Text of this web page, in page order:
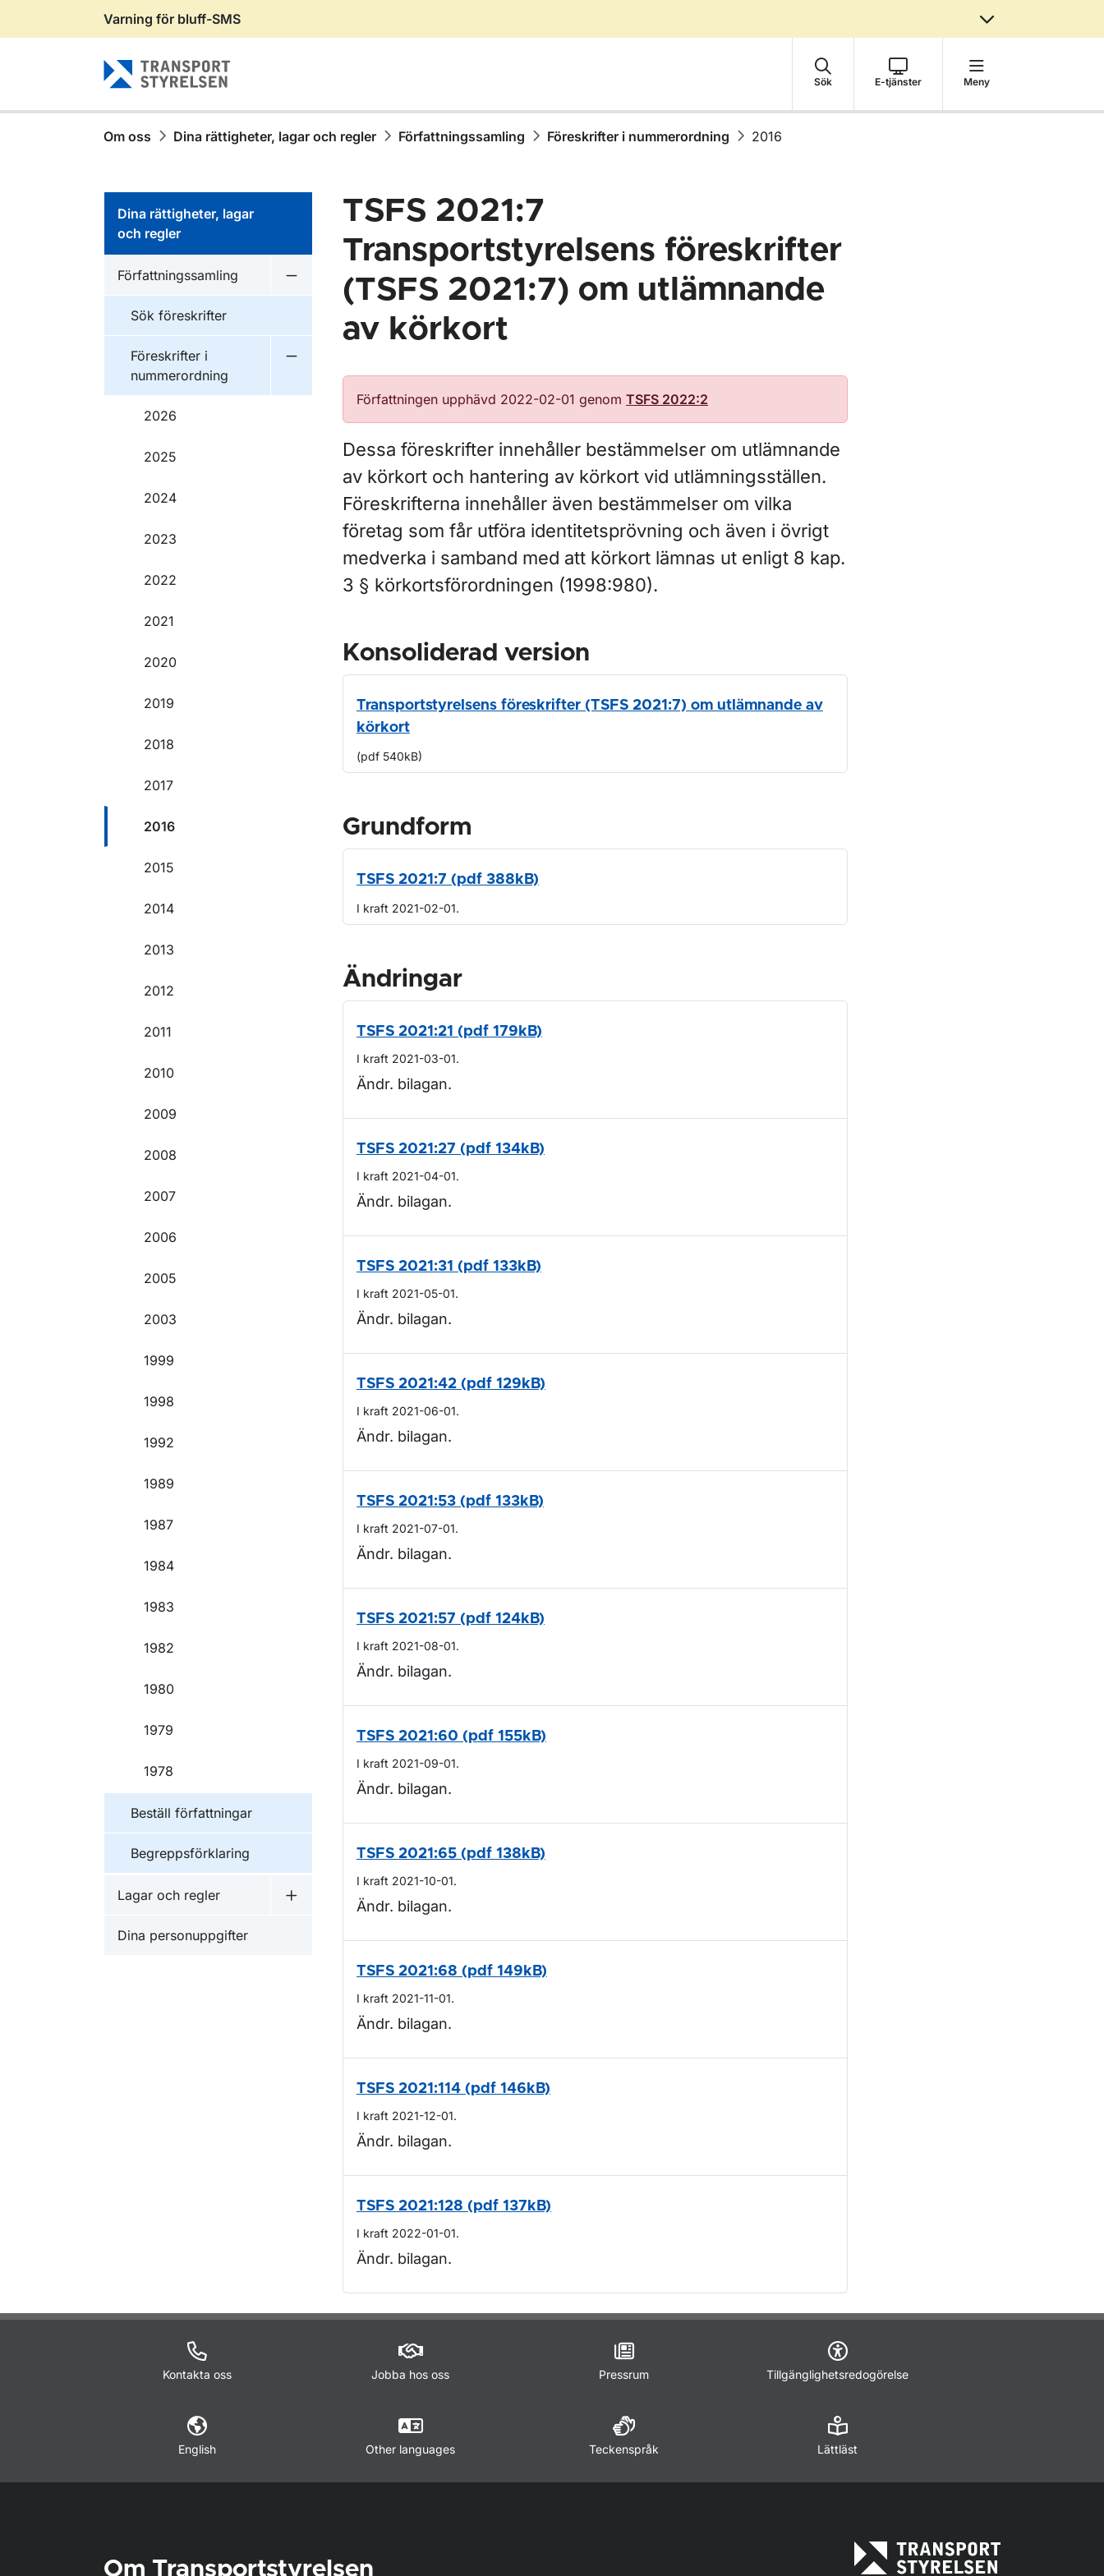
Gå till sidans innehåll
Varning för bluff-SMS
Sök E-tjänster Meny
Om oss Dina rättigheter, lagar och regler Författningssamling Föreskrifter i nummerordning 2016
Dina rättigheter, lagar
och regler
Författningssamling
Undermeny för Författningssamling
Sök föreskrifter
Föreskrifter i
nummerordning
2026
2025
2024
2023
2022
2021
2020
2019
2018
2017
2016
2015
2014
2013
2012
2011
2010
2009
2008
2007
2006
2005
2003
1999
1998
1992
1989
1987
1984
1983
1982
1980
1979
1978
Beställ författningar
Begreppsförklaring
Lagar och regler
Undermeny för Lagar och regler
Dina personuppgifter
TSFS 2021:7
Transportstyrelsens föreskrifter
(TSFS 2021:7) om utlämnande
av körkort
Författningen upphävd 2022-02-01 genom TSFS 2022:2
Dessa föreskrifter innehåller bestämmelser om utlämnande
av körkort och hantering av körkort vid utlämningsställen.
Föreskrifterna innehåller även bestämmelser om vilka
företag som får utföra identitetsprövning och även i övrigt
medverka i samband med att körkort lämnas ut enligt 8 kap.
3 § körkortsförordningen (1998:980).
Konsoliderad version
Transportstyrelsens föreskrifter (TSFS 2021:7) om utlämnande av
körkort
(pdf 540kB)
Grundform
TSFS 2021:7 (pdf 388kB)
I kraft 2021-02-01.
Ändringar
TSFS 2021:21 (pdf 179kB)
I kraft 2021-03-01.
Ändr. bilagan.
TSFS 2021:27 (pdf 134kB)
I kraft 2021-04-01.
Ändr. bilagan.
TSFS 2021:31 (pdf 133kB)
I kraft 2021-05-01.
Ändr. bilagan.
TSFS 2021:42 (pdf 129kB)
I kraft 2021-06-01.
Ändr. bilagan.
TSFS 2021:53 (pdf 133kB)
I kraft 2021-07-01.
Ändr. bilagan.
TSFS 2021:57 (pdf 124kB)
I kraft 2021-08-01.
Ändr. bilagan.
TSFS 2021:60 (pdf 155kB)
I kraft 2021-09-01.
Ändr. bilagan.
TSFS 2021:65 (pdf 138kB)
I kraft 2021-10-01.
Ändr. bilagan.
TSFS 2021:68 (pdf 149kB)
I kraft 2021-11-01.
Ändr. bilagan.
TSFS 2021:114 (pdf 146kB)
I kraft 2021-12-01.
Ändr. bilagan.
TSFS 2021:128 (pdf 137kB)
I kraft 2022-01-01.
Ändr. bilagan.
Om sidan
Kontakta oss Jobba hos oss Pressrum Tillgänglighetsredogörelse
English Other languages Teckenspråk Lättläst
Om Transportstyrelsen